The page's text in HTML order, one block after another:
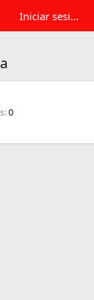
Iniciar sesión
0